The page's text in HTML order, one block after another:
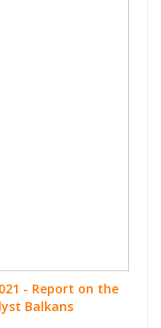
- Report on the
Balkans